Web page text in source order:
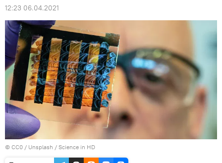
12:23 06.04.2021
© СС0 / Unsplash / Science in HD